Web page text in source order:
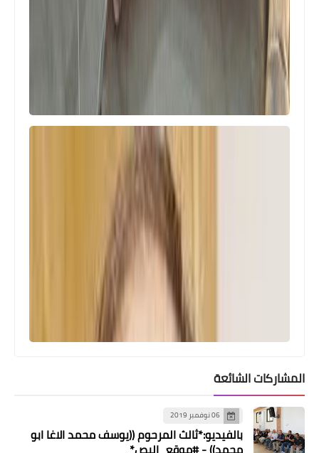
المشاركات الشائعة
06 نوفمبر 2019
بالفيديو:*ثالث المرحوم ((يوسف محمد الاغا ابو